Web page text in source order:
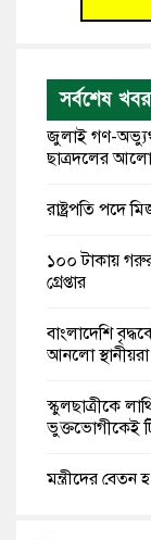
সর্বশেষ খবর
জুলাই গণ-
ছাত্রদলের
রাষ্ট্রপতি পদে
১০০ টাকায় গরুর
গ্রেপ্তার
বাংলাদেশি
আনলো স্থানীয়রা
স্কুলছাত্রীকে
ভুক্তভোগীকেই
মন্ত্রীদের